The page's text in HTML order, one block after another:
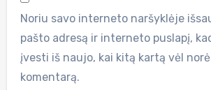
Noriu savo interneto naršyklėje
pašto adresą ir interneto puslapį,
įvesti iš naujo, kai kitą kartą vėl
komentarą.